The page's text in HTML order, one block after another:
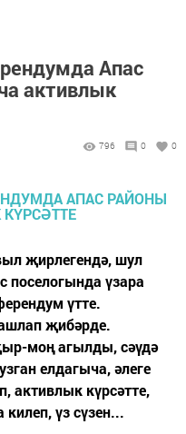
Апас
активлык
796 0 0
җирлегендә, шул
поселогында үзара
үтте.
җибәрде.
моң агылды, сәүдә
елдагыча, әлеге
активлык күрсәтте,
үз сүзен...